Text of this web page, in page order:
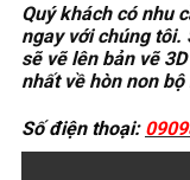
Quý khách có nhu
ngay với chúng
sẽ vẽ lên bản vẽ
nhất về hòn non
Số điện thoại: